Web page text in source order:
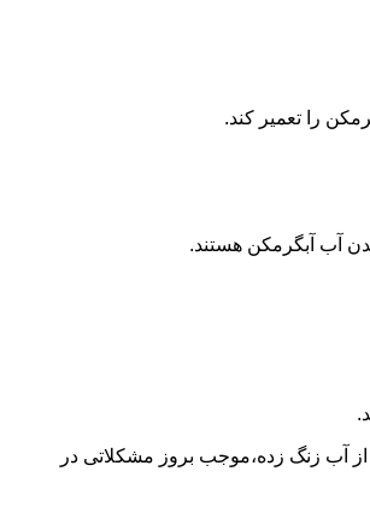
را تعمیر کند.
آب آبگرمکن هستند.
آب زنگ زده،موجب بروز مشکلاتی در